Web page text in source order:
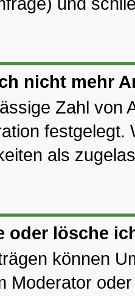
nicht mehr
Zahl von
festgelegt.
als
oder lösche
können
Moderator